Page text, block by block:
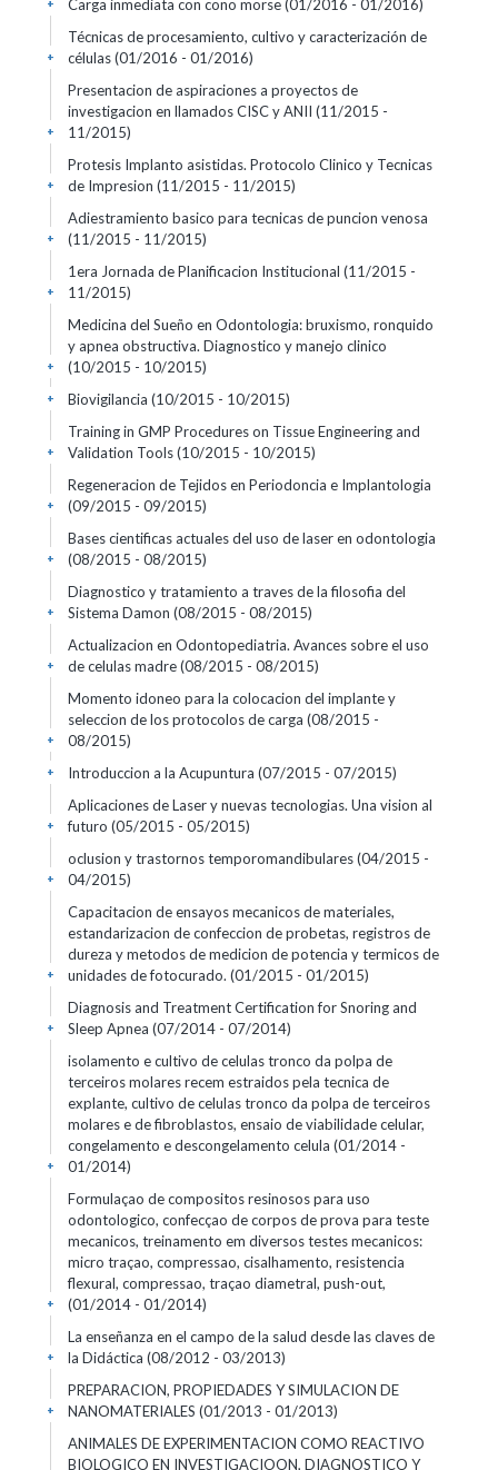
Carga inmediata con cono morse(01/2016 - 01/2016)
+
Técnicas de procesamiento, cultivo y caracterización de
células(01/2016 - 01/2016)
+
Presentacion de aspiraciones a proyectos de
investigacion en llamados CISC y ANII (11/2015 -
11/2015)
+
Protesis Implanto asistidas. Protocolo Clinico y Tecnicas
de Impresion (11/2015 - 11/2015)
+
Adiestramiento basico para tecnicas de puncion venosa
(11/2015 - 11/2015)
+
1era Jornada de Planificacion Institucional (11/2015 -
11/2015)
+
Medicina del Sueño en Odontologia: bruxismo, ronquido
y apnea obstructiva. Diagnostico y manejo clinico
(10/2015 - 10/2015)
+
Biovigilancia (10/2015 - 10/2015)
+
Training in GMP Procedures on Tissue Engineering and
Validation Tools(10/2015 - 10/2015)
+
Regeneracion de Tejidos en Periodoncia e Implantologia
(09/2015 - 09/2015)
+
Bases cientificas actuales del uso de laser en odontologia
(08/2015 - 08/2015)
+
Diagnostico y tratamiento a traves de la filosofia del
Sistema Damon (08/2015 - 08/2015)
+
Actualizacion en Odontopediatria. Avances sobre el uso
de celulas madre(08/2015 - 08/2015)
+
Momento idoneo para la colocacion del implante y
seleccion de los protocolos de carga (08/2015 -
08/2015)
+
Introduccion a la Acupuntura (07/2015 - 07/2015)
+
Aplicaciones de Laser y nuevas tecnologias. Una vision al
futuro (05/2015 - 05/2015)
+
oclusion y trastornos temporomandibulares(04/2015 -
04/2015)
+
Capacitacion de ensayos mecanicos de materiales,
estandarizacion de confeccion de probetas, registros de
dureza y metodos de medicion de potencia y termicos de
unidades de fotocurado. (01/2015 - 01/2015)
+
Diagnosis and Treatment Certification for Snoring and
Sleep Apnea (07/2014 - 07/2014)
+
isolamento e cultivo de celulas tronco da polpa de
terceiros molares recem estraidos pela tecnica de
explante, cultivo de celulas tronco da polpa de terceiros
molares e de fibroblastos, ensaio de viabilidade celular,
congelamento e descongelamento celula (01/2014 -
01/2014)
+
Formulaçao de compositos resinosos para uso
odontologico, confecçao de corpos de prova para teste
mecanicos, treinamento em diversos testes mecanicos:
micro traçao, compressao, cisalhamento, resistencia
flexural, compressao, traçao diametral, push-out,
(01/2014 - 01/2014)
+
La enseñanza en el campo de la salud desde las claves de
la Didáctica (08/2012 - 03/2013)
+
PREPARACION, PROPIEDADES Y SIMULACION DE
NANOMATERIALES (01/2013 - 01/2013)
+
ANIMALES DE EXPERIMENTACION COMO REACTIVO
BIOLOGICO EN INVESTIGACIOON, DIAGNOSTICO Y